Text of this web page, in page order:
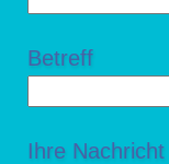
Betreff
Ihre Nachricht